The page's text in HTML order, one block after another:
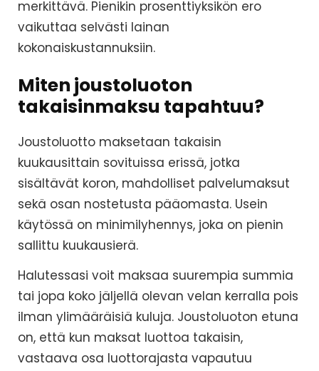
merkittävä. Pienikin prosenttiyksikön ero
vaikuttaa selvästi lainan
kokonaiskustannuksiin.
Miten joustoluoton
takaisinmaksu tapahtuu?
Joustoluotto maksetaan takaisin
kuukausittain sovituissa erissä, jotka
sisältävät koron, mahdolliset palvelumaksut
sekä osan nostetusta pääomasta. Usein
käytössä on minimilyhennys, joka on pienin
sallittu kuukausierä.
Halutessasi voit maksaa suurempia summia
tai jopa koko jäljellä olevan velan kerralla pois
ilman ylimääräisiä kuluja. Joustoluoton etuna
on, että kun maksat luottoa takaisin,
vastaava osa luottorajasta vapautuu